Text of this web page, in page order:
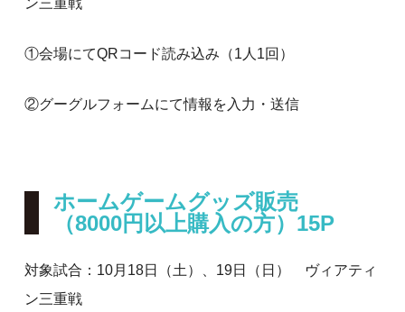
ン三重戦
①会場にてQRコード読み込み（1人1回）
②グーグルフォームにて情報を入力・送信
ホームゲームグッズ販売
（8000円以上購入の方）15P
対象試合：10月18日（土）、19日（日） ヴィアティ
ン三重戦